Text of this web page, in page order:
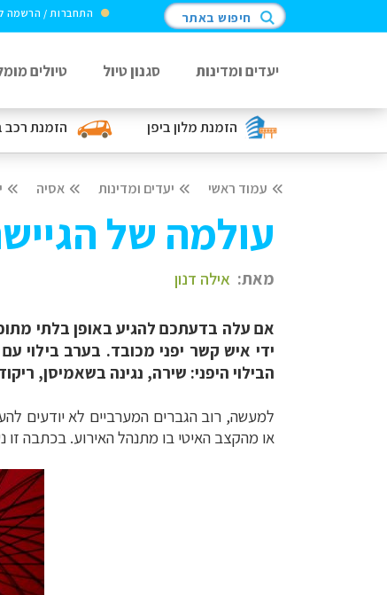
הזמנת מלוןביפן הזמנת רכב
התחברות / הרשמה חיפוש באתר
יעדים ומדינות סגנון טיול טיולים
עמוד ראשי יעדים ומדינות אסיה
עולמה של
מאת: אילה דנון
אם עלה בדעתכם להגיע באופן בלתי
הבילוי היפני: שירה, נגינה בשאמיסן,
למעשה, רוב הגברים המערביים לא יודעים
או מהקצב האיטי בו מתנהל האירוע. בכתבה זו נעשה